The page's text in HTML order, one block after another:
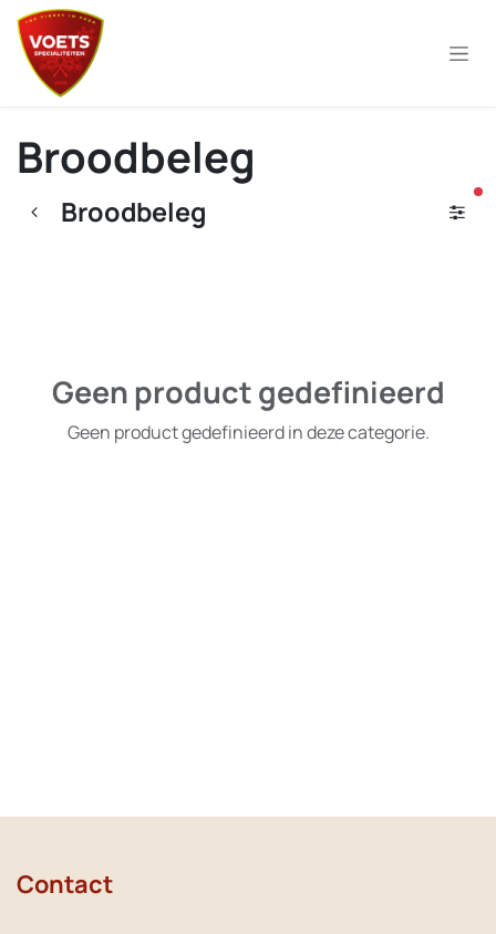
Overslaan naar inhoud
Broodbeleg
Broodbeleg
Geen product gedefinieerd
Geen product gedefinieerd in deze categorie.
Contact